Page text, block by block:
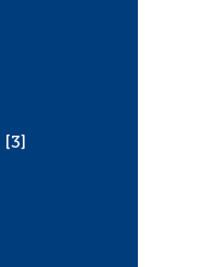
[3]